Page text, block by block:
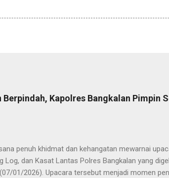
Kapolres Bangkalan Pimpin
penuh khidmat dan kehangatan mewarnai
Log, dan Kasat Lantas Polres Bangkalan yang
01/2026). Upacara tersebut menjadi momen